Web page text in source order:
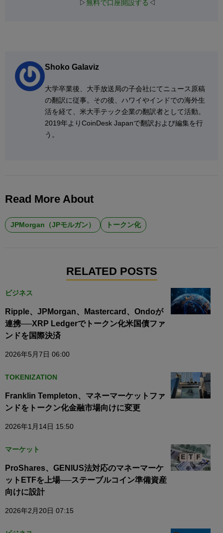
▷無料で口座開設する ◁
Shoko Galaviz
大学卒業後、大手放送局の子会社にてニュース原稿
の翻訳に従事。その後、ハワイやインドでの海外生
活を経て、米大手テック企業の翻訳者として活動。
2019年よりCoinDesk Japanで翻訳および編集を行
う。
Read More About
JPMorgan（JPモルガン） トークン化
RELATED POSTS
ビジネス
Ripple、JPMorgan、Mastercard、Ondoが
連携──XRP Ledgerでトークン化米国債ファ
ンドを国際決済
2026年5月7日 06:00
TOKENIZATION
Franklin Templeton、マネーマーケットファ
ンドをトークン化金融市場向けに変更
2026年1月14日 15:50
マーケット
ProShares、GENIUS法対応のマネーマーケ
ットETFを上場──ステーブルコイン準備資産
向けに設計
2026年2月20日 07:15